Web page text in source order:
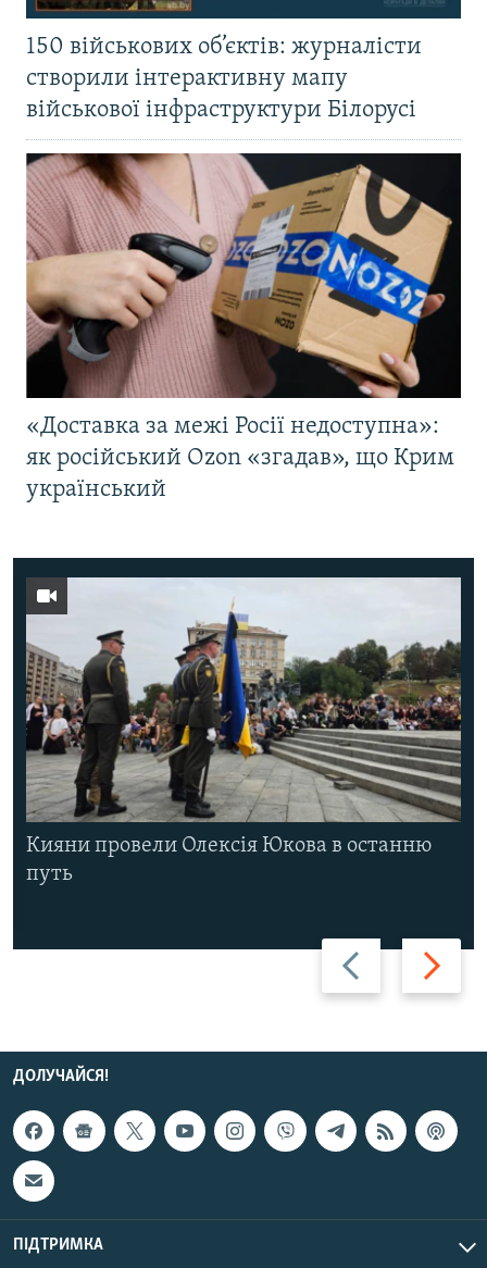
150 військових об’єктів: журналісти
створили інтерактивну мапу
військової інфраструктури Білорусі
«Доставка за межі Росії недоступна»:
як російський Ozon «згадав», що Крим
український
Назад Вперед
Кияни провели Олексія Юкова в останню
путь
ДОЛУЧАЙСЯ!
ПІДТРИМКА